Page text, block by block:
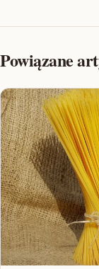
Powiązane